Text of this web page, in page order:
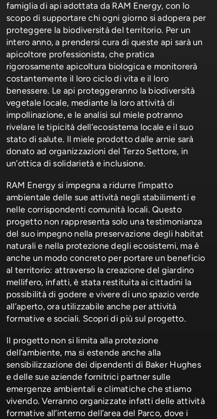
famiglia di api adottata da RAM Energy, con lo
scopo di supportare chi ogni giorno si adopera per
proteggere la biodiversità del territorio. Per un
intero anno, a prendersi cura di queste api sarà un
apicoltore professionista, che pratica
rigorosamente apicoltura biologica e monitorerà
costantemente il loro ciclo di vita e il loro
benessere. Le api proteggeranno la biodiversità
vegetale locale, mediante la loro attività di
impollinazione, e le analisi sul miele potranno
rivelare le tipicità dell’ecosistema locale e il suo
stato di salute. Il miele prodotto dalle arnie sarà
donato ad organizzazioni del Terzo Settore, in
un’ottica di solidarietà e inclusione.
RAM Energy si impegna a ridurre l’impatto
ambientale delle sue attività negli stabilimenti e
nelle corrispondenti comunità locali. Questo
progetto non rappresenta solo una testimonianza
del suo impegno nella preservazione degli habitat
naturali e nella protezione degli ecosistemi, ma è
anche un modo concreto per portare un beneficio
al territorio: attraverso la creazione del giardino
mellifero, infatti, è stata restituita ai cittadini la
possibilità di godere e vivere di uno spazio verde
all’aperto, ora utilizzabile anche per attività
formative e sociali. Scopri di più sul progetto.
Il progetto non si limita alla protezione
dell’ambiente, ma si estende anche alla
sensibilizzazione dei dipendenti di Baker Hughes
e delle sue aziende fornitrici partner sulle
emergenze ambientali e climatiche che stiamo
vivendo. Verranno organizzate infatti delle attività
formative all’interno dell’area del Parco, dove i